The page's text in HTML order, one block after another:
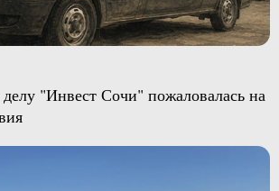
"Инвест Сочи" пожаловалась на